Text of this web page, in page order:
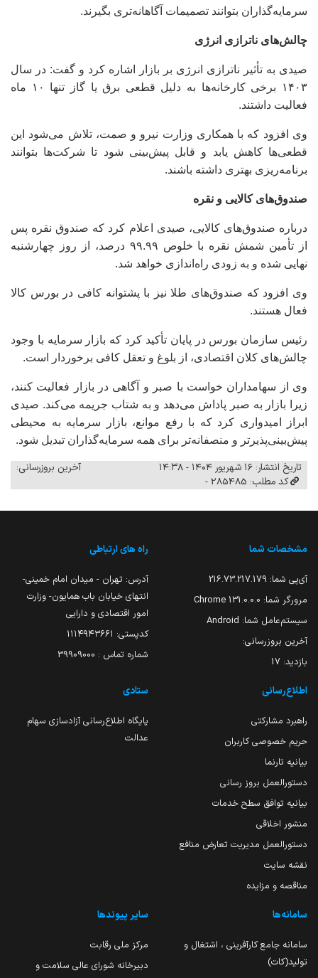
سرمایه‌گذاران بتوانند تصمیمات آگاهانه‌تری بگیرند.
چالش‌های ناترازی انرژی
صیدی به تأثیر ناترازی انرژی بر بازار اشاره کرد و گفت: در سال
۱۴۰۳ برخی کارخانه‌ها به دلیل قطعی برق یا گاز تنها ۱۰ ماه
فعالیت داشتند.
وی افزود که با همکاری وزارت نیرو و صمت، تلاش می‌شود این
قطعی‌ها کاهش یابد و قابل پیش‌بینی شود تا شرکت‌ها بتوانند
برنامه‌ریزی بهتری داشته باشند.
صندوق‌های کالایی و نقره
درباره صندوق‌های کالایی، صیدی اعلام کرد که صندوق نقره پس
از تأمین شمش نقره با خلوص ۹۹.۹۹ درصد، از روز چهارشنبه
نهایی شده و به زودی راه‌اندازی خواهد شد.
وی افزود که صندوق‌های طلا نیز با پشتوانه کافی در بورس کالا
فعال هستند.
رئیس سازمان بورس در پایان تأکید کرد که بازار سرمایه با وجود
چالش‌های کلان اقتصادی، از بلوغ و تعقل کافی برخوردار است.
وی از سهامداران خواست با صبر و آگاهی در بازار فعالیت کنند،
زیرا بازار به صبر پاداش می‌دهد و به شتاب جریمه می‌کند. صیدی
ابراز امیدواری کرد که با رفع موانع، بازار سرمایه به محیطی
پیش‌بینی‌پذیرتر و منصفانه‌تر برای همه سرمایه‌گذاران تبدیل شود.
تاریخ انتشار: ۱۶ شهریور ۱۴۰۴ - ۱۴:۳۸
آخرین بروزرسانی:
کد مطلب: 285485 -
مشخصات شما
آی‌پی شما: 216.73.217.179
مرورگر شما: 131.0.0.0 Chrome
سیستم‌عامل شما: Android
آخرین بروزرسانی:
بازدید: 17
راه های ارتباطی
آدرس: تهران - میدان امام خمینی-
انتهای خیابان باب همایون- وزارت
امور اقتصادی و دارایی
کدپستی: ۱۱۱۴۹۴۳۶۶۱
شماره تماس : 39909000
اطلاع‌رسانی
راهبرد مشارکتی
حریم خصوصی کاربران
بیانیه تارنما
دستورالعمل بروز رسانی
بیانیه توافق سطح خدمات
منشور اخلاقی
دستورالعمل مدیریت تعارض منافع
نقشه سایت
مناقصه و مزایده
ستادی
پایگاه اطلاع‌رسانی آزادسازی سهام
عدالت
سامانه‌ها
سامانه جامع کارآفرینی ، اشتغال و
تولید(کات)
سایر پیوندها
مرکز ملی رقابت
دبیرخانه شورای عالی سلامت و